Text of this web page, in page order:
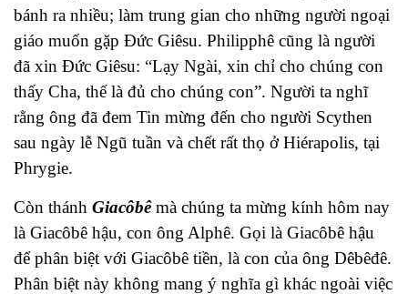
bánh ra nhiều; làm trung gian cho những người ngoại
giáo muốn gặp Đức Giêsu. Philipphê cũng là người
đã xin Đức Giêsu: “Lạy Ngài, xin chỉ cho chúng con
thấy Cha, thế là đủ cho chúng con”. Người ta nghĩ
rằng ông đã đem Tin mừng đến cho người Scythen
sau ngày lễ Ngũ tuần và chết rất thọ ở Hiérapolis, tại
Phrygie.
Còn thánh Giacôbê mà chúng ta mừng kính hôm nay
là Giacôbê hậu, con ông Alphê. Gọi là Giacôbê hậu
để phân biệt với Giacôbê tiền, là con của ông Dêbêđê.
Phân biệt này không mang ý nghĩa gì khác ngoài việc